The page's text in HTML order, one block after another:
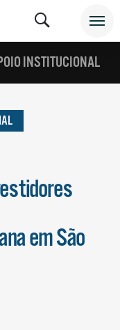
INSTITUCIONAL
em São